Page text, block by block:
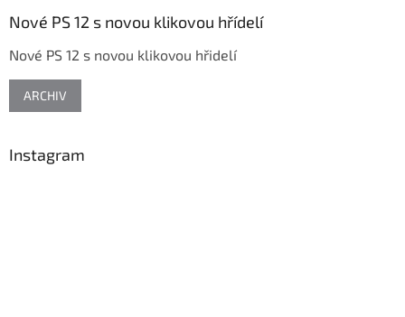
c
í
p
Nové PS 12 s novou klikovou hřídelí
Nové PS 12 s novou klikovou hřidelí
ARCHIV
Instagram